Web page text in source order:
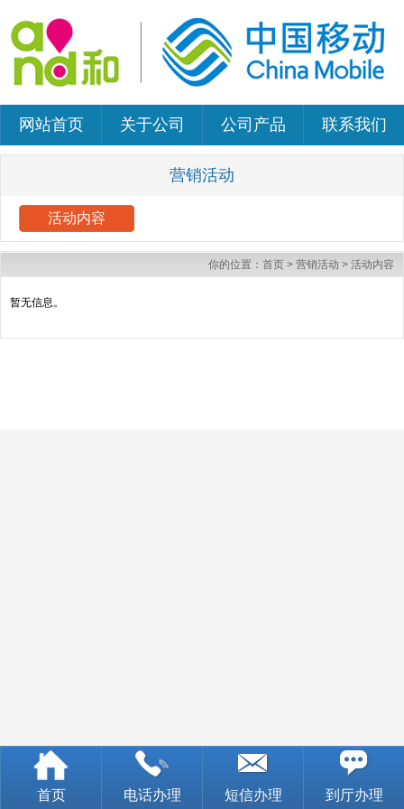
网站首页 关于公司 公司产品 联系我们
营销活动
活动内容
你的位置： 首页 > 营销活动 > 活动内容
暂无信息。
首页 电话办理 短信办理 到厅办理